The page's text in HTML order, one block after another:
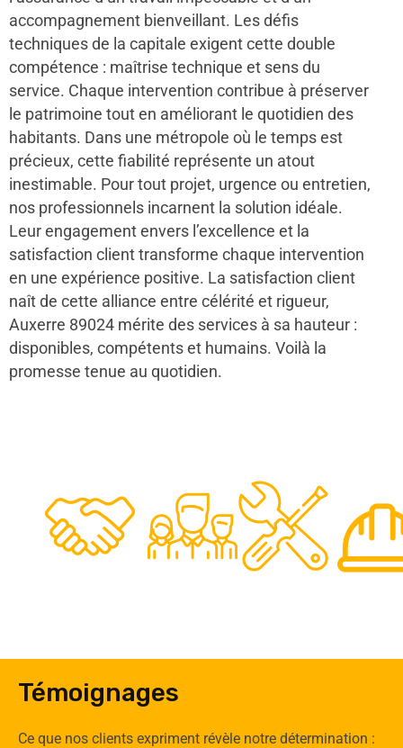
accompagnement bienveillant. Les défis
techniques de la capitale exigent cette double
compétence : maîtrise technique et sens du
service. Chaque intervention contribue à préserver
le patrimoine tout en améliorant le quotidien des
habitants. Dans une métropole où le temps est
précieux, cette fiabilité représente un atout
inestimable. Pour tout projet, urgence ou entretien,
nos professionnels incarnent la solution idéale.
Leur engagement envers l’excellence et la
satisfaction client transforme chaque intervention
en une expérience positive. La satisfaction client
naît de cette alliance entre célérité et rigueur,
Auxerre 89024 mérite des services à sa hauteur :
disponibles, compétents et humains. Voilà la
promesse tenue au quotidien.
48
0
50
Experts
Témoignages
Ce que nos clients expriment révèle notre détermination :